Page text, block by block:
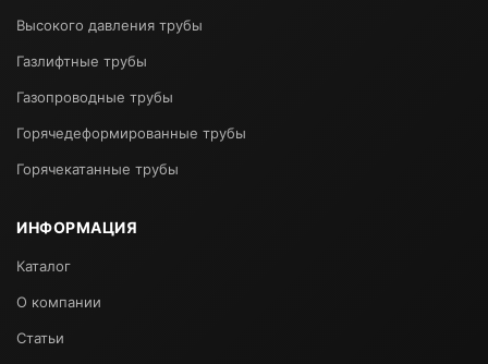
Высокого давления трубы
Газлифтные трубы
Газопроводные трубы
Горячедеформированные трубы
Горячекатанные трубы
ИНФОРМАЦИЯ
Каталог
О компании
Статьи